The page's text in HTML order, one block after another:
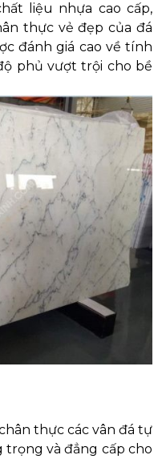
liệu nhựa cao cấp,
thực vẻ đẹp của đá
đánh giá cao về tính
phủ vượt trội cho bề
thực các vân đá tự
trọng và đẳng cấp cho